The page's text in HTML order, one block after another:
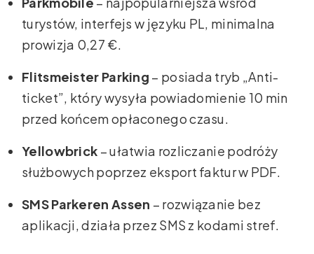
turystów, interfejs w języku PL, minimalna
prowizja 0,27 €.
Flitsmeister Parking – posiada tryb „Anti-
ticket”, który wysyła powiadomienie 10 min
przed końcem opłaconego czasu.
Yellowbrick – ułatwia rozliczanie podróży
służbowych poprzez eksport faktur w PDF.
SMS Parkeren Assen – rozwiązanie bez
aplikacji, działa przez SMS z kodami stref.